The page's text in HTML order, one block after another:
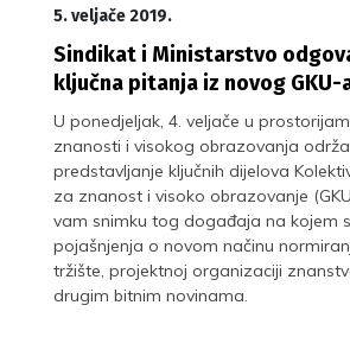
5. veljače 2019.
Sindikat i Ministarstvo
ključna pitanja iz novog GKU-
U ponedjeljak, 4. veljače u
znanosti i visokog obrazovanja
predstavljanje ključnih dijelova
za znanost i visoko obrazovanje
vam snimku tog događaja na kojem
pojašnjenja o novom načinu
tržište, projektnoj organizaciji
drugim bitnim novinama.